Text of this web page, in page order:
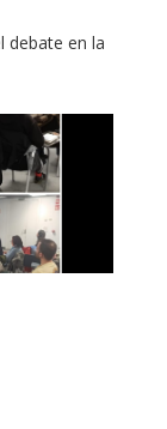
debate en la